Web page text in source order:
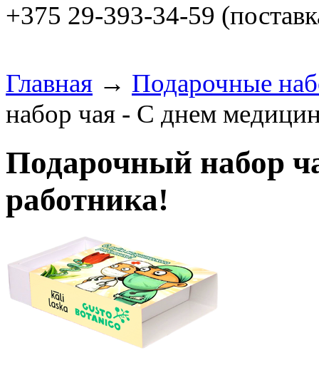
+375 29-393-34-59
Главная → Подарочные
набор чая - С днем
Подарочный набор
работника!